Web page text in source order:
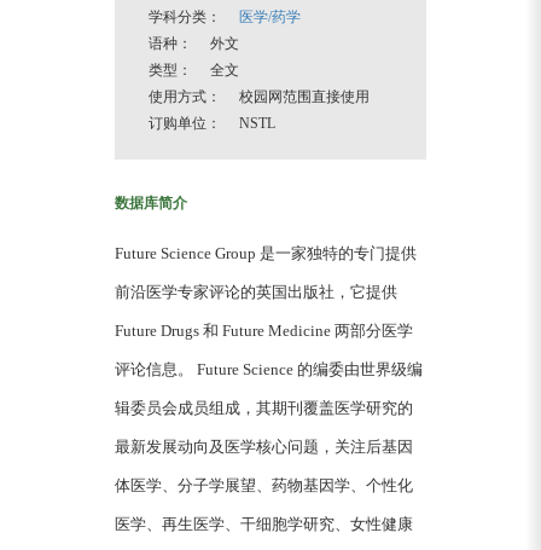
学科分类：
医学/药学
语种： 外文
类型： 全文
使用方式： 校园网范围直接使用
订购单位： NSTL
数据库简介
Future Science Group 是一家独特的专门提供
前沿医学专家评论的英国出版社，它提供
Future Drugs 和 Future Medicine 两部分医学
评论信息。 Future Science 的编委由世界级编
辑委员会成员组成，其期刊覆盖医学研究的
最新发展动向及医学核心问题，关注后基因
体医学、分子学展望、药物基因学、个性化
医学、再生医学、干细胞学研究、女性健康